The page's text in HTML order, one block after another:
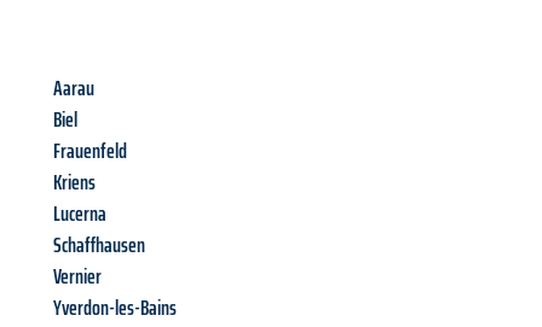
Aarau
Biel
Frauenfeld
Kriens
Lucerna
Schaffhausen
Vernier
Yverdon-les-Bains